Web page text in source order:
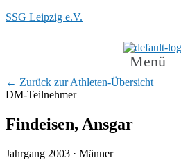
SSG Leipzig e.V.
Menü
← Zurück zur Athleten-Übersicht
DM-Teilnehmer
Findeisen, Ansgar
Jahrgang 2003 · Männer